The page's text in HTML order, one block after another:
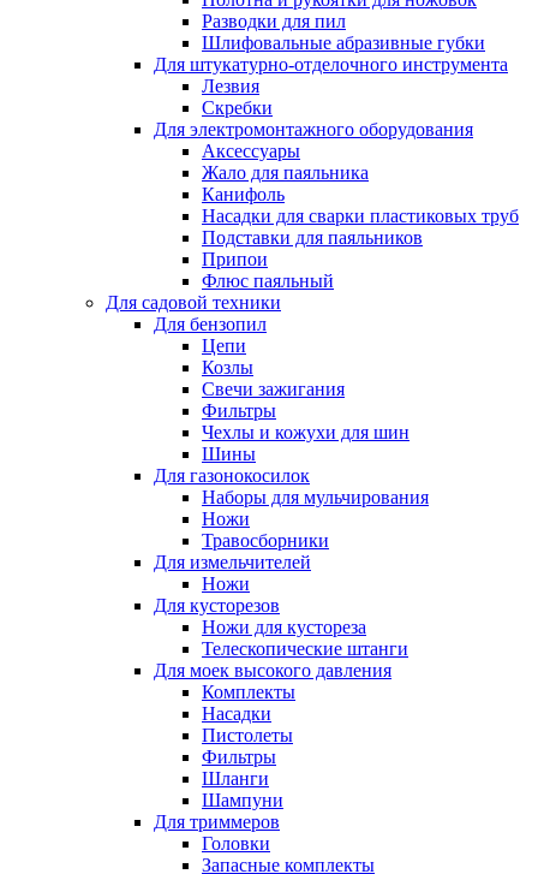
Разводки для пил
Шлифовальные абразивные губки
Для штукатурно-отделочного инструмента
Лезвия
Скребки
Для электромонтажного оборудования
Аксессуары
Жало для паяльника
Канифоль
Насадки для сварки пластиковых труб
Подставки для паяльников
Припои
Флюс паяльный
Для садовой техники
Для бензопил
Цепи
Козлы
Свечи зажигания
Фильтры
Чехлы и кожухи для шин
Шины
Для газонокосилок
Наборы для мульчирования
Ножи
Травосборники
Для измельчителей
Ножи
Для кусторезов
Ножи для кустореза
Телескопические штанги
Для моек высокого давления
Комплекты
Насадки
Пистолеты
Фильтры
Шланги
Шампуни
Для триммеров
Головки
Запасные комплекты